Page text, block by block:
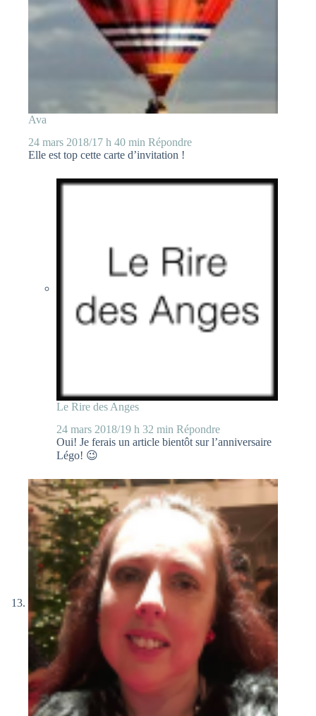
Ava
24 mars 2018/17 h 40 min Répondre
Elle est top cette carte d’invitation !
Le Rire des Anges
24 mars 2018/19 h 32 min Répondre
Oui! Je ferais un article bientôt sur l’anniversaire
Légo! 😉